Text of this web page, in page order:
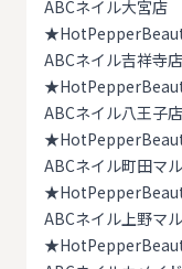
ABCネイル大宮店
★
ABCネイル吉祥寺店
★
ABCネイル八王子店
★
ABCネイル町田マ
★
ABCネイル上野マ
★